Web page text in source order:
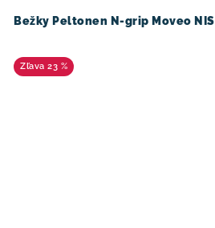
Bežky Peltonen N-grip Moveo NIS
23 %